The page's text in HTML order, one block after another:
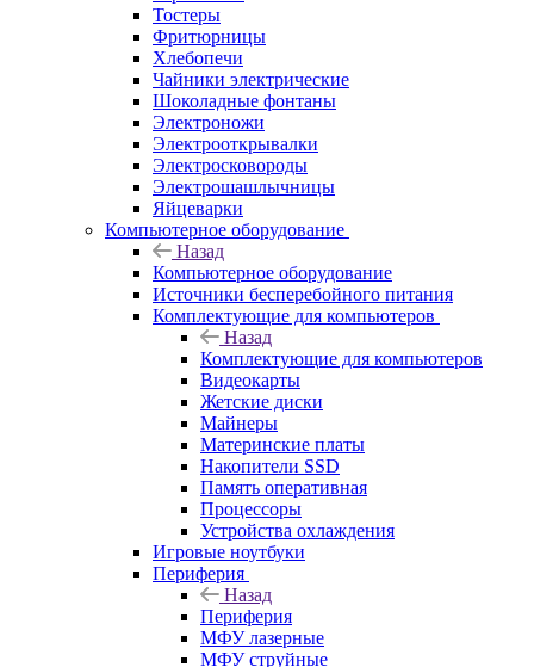
Тостеры
Фритюрницы
Хлебопечи
Чайники электрические
Шоколадные фонтаны
Электроножи
Электрооткрывалки
Электросковороды
Электрошашлычницы
Яйцеварки
Компьютерное оборудование
Назад
Компьютерное оборудование
Источники бесперебойного питания
Комплектующие для компьютеров
Назад
Комплектующие для компьютеров
Видеокарты
Жетские диски
Майнеры
Материнские платы
Накопители SSD
Память оперативная
Процессоры
Устройства охлаждения
Игровые ноутбуки
Периферия
Назад
Периферия
МФУ лазерные
МФУ струйные